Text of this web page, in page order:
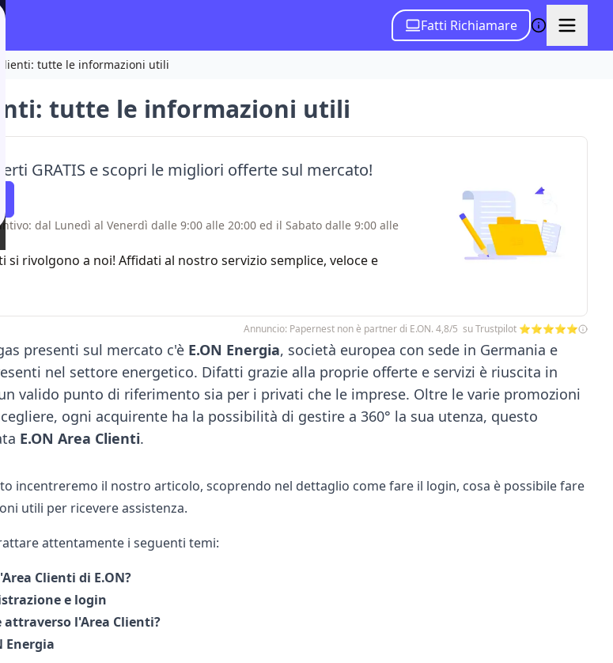
Fatti Richiamare
tutte le informazioni utili
tutte le informazioni utili
GRATIS e scopri le migliori offerte sul mercato!
dal Lunedì al Venerdì dalle 9:00 alle 20:00 ed il Sabato dalle 9:00 alle
si rivolgono a noi! Affidati al nostro servizio semplice, veloce e
Annuncio: Papernest non è partner di E.ON. 4,8/5 su Trustpilot ⭐⭐⭐⭐⭐
presenti sul mercato c'è E.ON Energia, società europea con sede in Germania e
nel settore energetico. Difatti grazie alla proprie offerte e servizi è riuscita in
valido punto di riferimento sia per i privati che le imprese. Oltre le varie promozioni
ogni acquirente ha la possibilità di gestire a 360° la sua utenza, questo
E.ON Area Clienti.
incentreremo il nostro articolo, scoprendo nel dettaglio come fare il login, cosa è possibile fare
utili per ricevere assistenza.
attentamente i seguenti temi:
Clienti di E.ON?
e login
attraverso l'Area Clienti?